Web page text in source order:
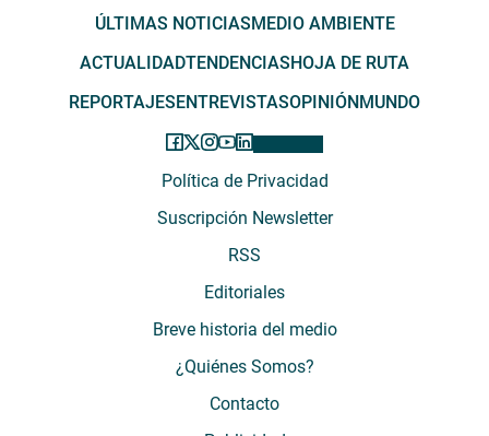
ÚLTIMAS NOTICIASMEDIO AMBIENTE
ACTUALIDADTENDENCIASHOJA DE RUTA
REPORTAJESENTREVISTASOPINIÓNMUNDO
Política de Privacidad
Suscripción Newsletter
RSS
Editoriales
Breve historia del medio
¿Quiénes Somos?
Contacto